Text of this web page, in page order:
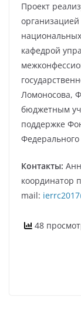
Проект
кафедрой
Ломоносова,
бюджетным
поддержке
Контакты:
координатор
mail:
48